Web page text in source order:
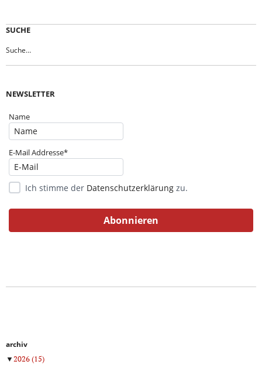
SUCHE
NEWSLETTER
Name
E-Mail Addresse*
Ich stimme der Datenschutzerklärung zu.
archiv
▼2026(15)